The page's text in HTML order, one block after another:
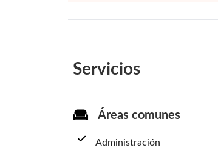
Servicios
Áreas comunes
Administración